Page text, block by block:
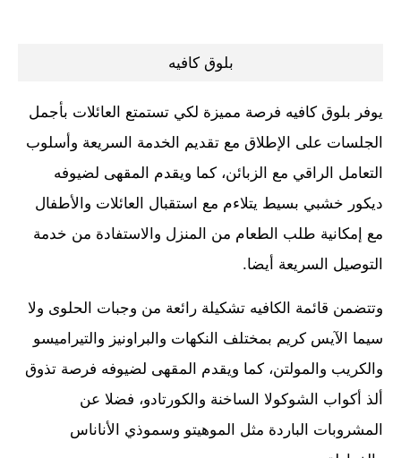
بلوق كافيه
يوفر بلوق كافيه فرصة مميزة لكي تستمتع العائلات بأجمل
الجلسات على الإطلاق مع تقديم الخدمة السريعة وأسلوب
التعامل الراقي مع الزبائن، كما ويقدم المقهى لضيوفه
ديكور خشبي بسيط يتلاءم مع استقبال العائلات والأطفال
مع إمكانية طلب الطعام من المنزل والاستفادة من خدمة
التوصيل السريعة أيضا.
وتتضمن قائمة الكافيه تشكيلة رائعة من وجبات الحلوى ولا
سيما الآيس كريم بمختلف النكهات والبراونيز والتيراميسو
والكريب والمولتن، كما ويقدم المقهى لضيوفه فرصة تذوق
ألذ أكواب الشوكولا الساخنة والكورتادو، فضلا عن
المشروبات الباردة مثل الموهيتو وسموذي الأناناس